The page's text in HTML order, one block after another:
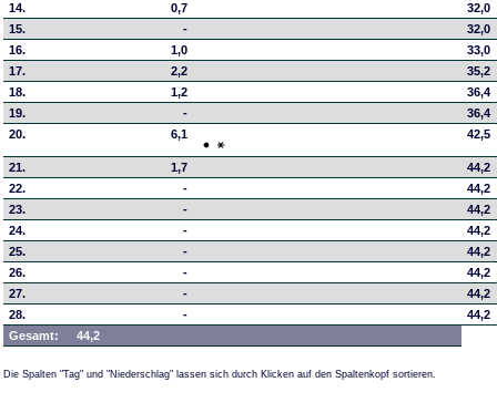
14.
0,7
32,0
15.
-
32,0
16.
1,0
33,0
17.
2,2
35,2
18.
1,2
36,4
19.
-
36,4
20.
6,1 42,5
21. 1,7
44,2
22.
-
44,2
23.
-
44,2
24.
-
44,2
25.
-
44,2
26.
-
44,2
27.
-
44,2
28.
-
44,2
Gesamt:
44,2
Die Spalten "Tag" und "Niederschlag" lassen sich durch Klicken auf den Spaltenkopf sortieren.